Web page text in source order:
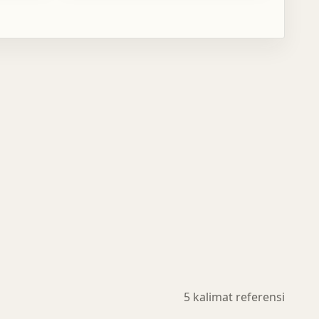
5 kalimat referensi